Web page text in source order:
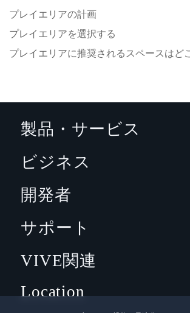
プレイエリアの計画
プレイエリアを選択する
プレイエリアに推奨されるスペースはど
製品・サービス
ビジネス
開発者
サポート
VIVE関連
Location